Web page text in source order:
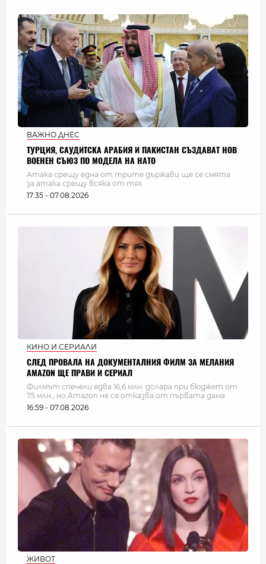
ВАЖНО ДНЕС
ТУРЦИЯ, САУДИТСКА АРАБИЯ И ПАКИСТАН СЪЗДАВАТ НОВ
ВОЕНЕН СЪЮЗ ПО МОДЕЛА НА НАТО
Атака срещу една от трите държави ще се смята
за атака срещу всяка от тях
17:35 - 07.08.2026
КИНО И СЕРИАЛИ
СЛЕД ПРОВАЛА НА ДОКУМЕНТАЛНИЯ ФИЛМ ЗА МЕЛАНИЯ
AMAZON ЩЕ ПРАВИ И СЕРИАЛ
Филмът спечели едва 16,6 млн. долара при бюджет от
75 млн., но Amazon не се отказва от първата дама
16:59 - 07.08.2026
ЖИВОТ